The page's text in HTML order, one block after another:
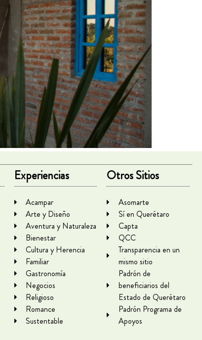
Experiencias
Acampar
Arte y Diseño
Aventura y Naturaleza
Bienestar
Cultura y Herencia
Familiar
Gastronomía
Negocios
Religioso
Romance
Sustentable
Otros Sitios
Asomarte
Sí en Querétaro
Capta
QCC
Transparencia en un
mismo sitio
Padrón de
beneficiarios del
Estado de Querétaro
Padrón Programa de
Apoyos